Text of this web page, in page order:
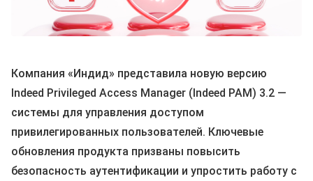
Компания «Индид» представила новую версию
Indeed Privileged Access Manager (Indeed PAM) 3.2 —
системы для управления доступом
привилегированных пользователей. Ключевые
обновления продукта призваны повысить
безопасность аутентификации и упростить работу с